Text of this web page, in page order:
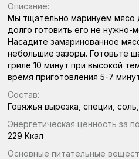
Описание:
Мы тщательно маринуем мясо
долго готовить его не нужно-
Насадите замаринованное
небольшие зазоры. Готовьте
гриле 10 минут при высокой
время приготовления 5-7
Состав:
Говяжья вырезка, специи,
Энергетическая ценность за
229 Ккал
Основные питательные